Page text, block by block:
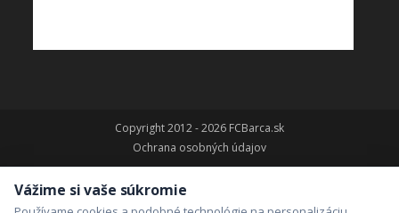
Copyright 2012 - 2026 FCBarca.sk
Ochrana osobných údajov
Vážime si vaše súkromie